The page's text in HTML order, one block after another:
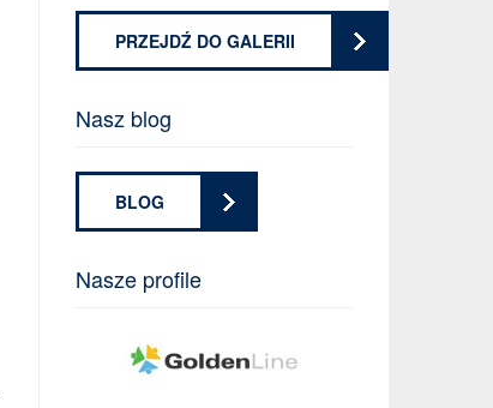
PRZEJDŹ DO GALERII
Nasz blog
BLOG
Nasze profile